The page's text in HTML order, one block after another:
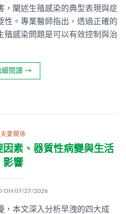
，闡述生殖感染的典型表現與症
性。專業醫師指出，透過正確的
殖感染問題是可以有效控制與治
續閱讀 →
夫妻關係
素、器質性病變與生活
影響
ON 07/27/2026
，本文深入分析早洩的四大成